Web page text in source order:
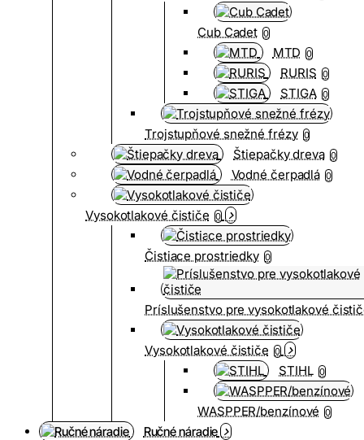
Cub Cadet 0
MTD 0
RURIS 0
STIGA 0
Trojstupňové snežné frézy 0
Štiepačky dreva 0
Vodné čerpadlá 0
Vysokotlakové čističe 0
Čistiace prostriedky 0
Príslušenstvo pre vysokotlakové
Vysokotlakové čističe 0
STIHL 0
WASPPER/benzínové 0
Ručné náradie